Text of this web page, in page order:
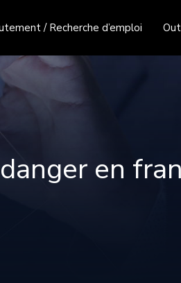
/ Recherche d’emploi
en